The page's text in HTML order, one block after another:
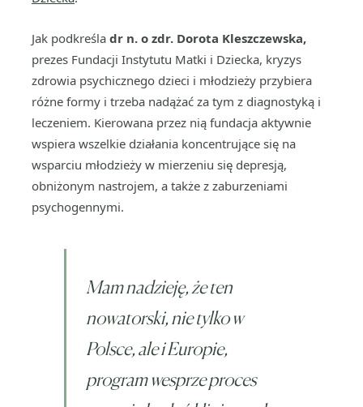
Jak podkreśla dr n. o zdr. Dorota Kleszczewska,
prezes Fundacji Instytutu Matki i Dziecka, kryzys
zdrowia psychicznego dzieci i młodzieży przybiera
różne formy i trzeba nadążać za tym z diagnostyką i
leczeniem. Kierowana przez nią fundacja aktywnie
wspiera wszelkie działania koncentrujące się na
wsparciu młodzieży w mierzeniu się depresją,
obniżonym nastrojem, a także z zaburzeniami
psychogennymi.
Mam nadzieję, że ten
nowatorski, nie tylko w
Polsce, ale i Europie,
program wesprze proces